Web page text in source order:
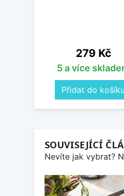
Cena
279 Kč
5 a více
Přidat do košíku
SOUVISEJÍCÍ
Nevíte jak vybrat?